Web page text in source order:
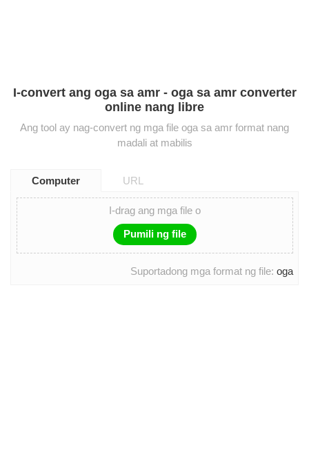
I-convert ang oga sa amr - oga sa amr converter
online nang libre
Ang tool ay nag-convert ng mga file oga sa amr format nang
madali at mabilis
Computer URL
I-drag ang mga file o
Pumili ng file
Suportadong mga format ng file: oga